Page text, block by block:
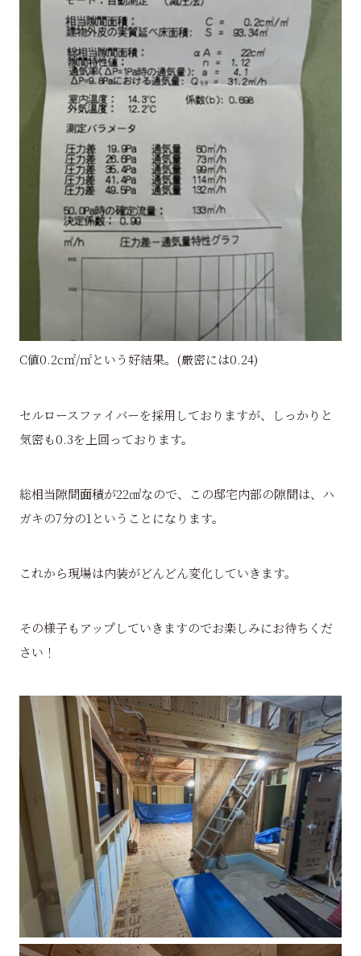
C値0.2c㎡/㎡という好結果。(厳密には0.24)
セルロースファイバーを採用しておりますが、しっかりと
気密も0.3を上回っております。
総相当隙間面積が22㎠なので、この邸宅内部の隙間は、ハ
ガキの7分の1ということになります。
これから現場は内装がどんどん変化していきます。
その様子もアップしていきますのでお楽しみにお待ちくだ
さい！